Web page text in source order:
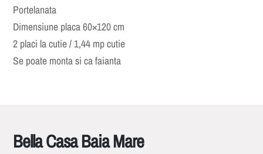
Portelanata
Dimensiune placa 60×120 cm
2 placi la cutie / 1,44 mp cutie
Se poate monta si ca faianta
Bella Casa Baia Mare